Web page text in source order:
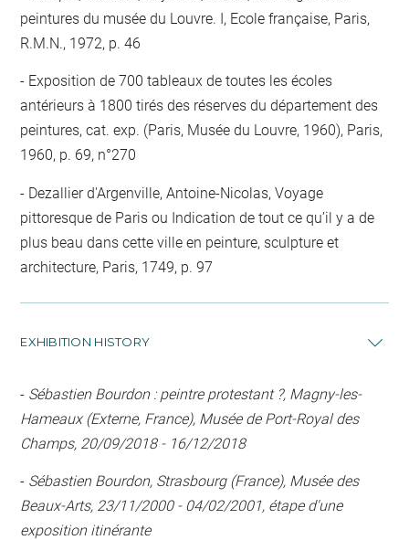
peintures du musée du Louvre. I, Ecole française, Paris,
R.M.N., 1972, p. 46
Exposition de 700 tableaux de toutes les écoles
antérieurs à 1800 tirés des réserves du département des
peintures, cat. exp. (Paris, Musée du Louvre, 1960), Paris,
1960, p. 69, n°270
Dezallier d'Argenville, Antoine-Nicolas, Voyage
pittoresque de Paris ou Indication de tout ce qu’il y a de
plus beau dans cette ville en peinture, sculpture et
architecture, Paris, 1749, p. 97
EXHIBITION HISTORY
- Sébastien Bourdon : peintre protestant ?, Magny-les-
Hameaux (Externe, France), Musée de Port-Royal des
Champs, 20/09/2018 - 16/12/2018
- Sébastien Bourdon, Strasbourg (France), Musée des
Beaux-Arts, 23/11/2000 - 04/02/2001, étape d'une
exposition itinérante